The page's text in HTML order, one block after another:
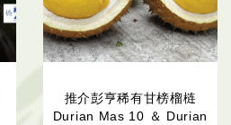
推介彭亨稀有甘榜榴梿
Durian Mas 10 ＆ Durian